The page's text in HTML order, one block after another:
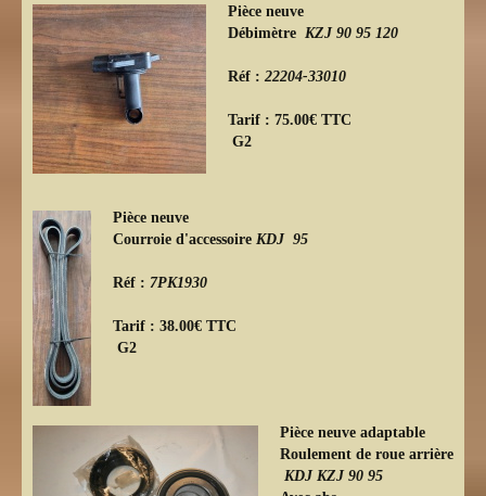
Pièce neuve
Débimètre KZJ 90 95 120
Réf : 22204-33010
Tarif : 75.00€ TTC
G2
Pièce neuve
Courroie d'accessoire KDJ 95
Réf : 7PK1930
Tarif : 38.00€ TTC
G2
Pièce neuve adaptable
Roulement de roue arrière
KDJ KZJ 90 95